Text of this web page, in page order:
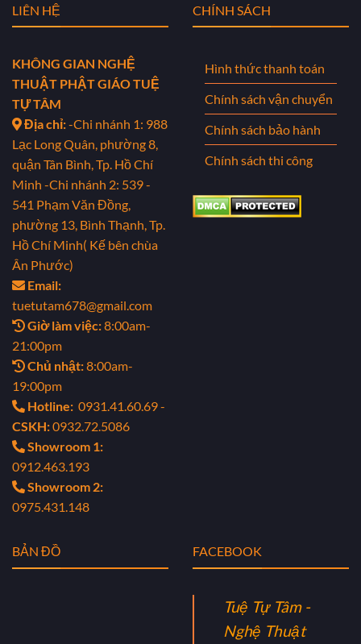
LIÊN HỆ
KHÔNG GIAN NGHỆ
THUẬT PHẬT GIÁO TUỆ
TỰ TÂM
Địa chỉ:-Chi nhánh 1: 988
Lạc Long Quân, phường 8,
quận Tân Bình, Tp. Hồ Chí
Minh -Chi nhánh 2: 539 -
541 Phạm Văn Đồng,
phường 13, Bình Thạnh, Tp.
Hồ Chí Minh( Kế bên chùa
Ân Phước)
Email:
tuetutam678@gmail.com
Giờ làm việc:8:00am-
21:00pm
Chủ nhật:8:00am-
19:00pm
Hotline: 0931.41.60.69 -
CSKH:0932.72.5086
Showroom 1:
0912.463.193
Showroom 2:
0975.431.148
CHÍNH SÁCH
Hình thức thanh toán
Chính sách vận chuyển
Chính sách bảo hành
Chính sách thi công
BẢN ĐỒ FACEBOOK
Tuệ Tự Tâm -
Nghệ Thuật